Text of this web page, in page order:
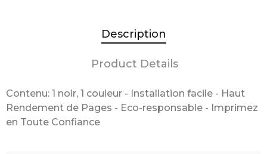
Description
Product Details
Contenu: 1 noir, 1 couleur - Installation facile - Haut
Rendement de Pages - Eco-responsable - Imprimez
en Toute Confiance